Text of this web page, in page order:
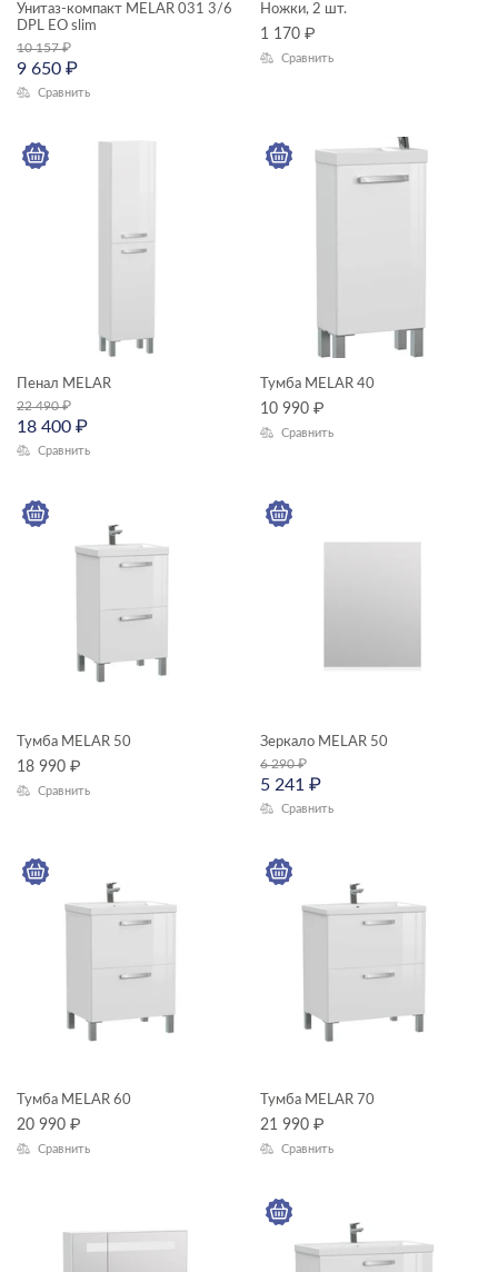
зеркала
комплектующие для мебели
смесители
ГАБАРИТЫ
Ширина, см
Длина, см
Высота, см
КОЛЛЕКЦИЯ
Унитаз-компакт MELAR 031 3/6
DPL EO slim
10 157₽
9 650 ₽
Сравнить
Ножки, 2 шт.
1 170 ₽
Сравнить
Пенал MELAR
22 490₽
18 400 ₽
Сравнить
Тумба MELAR 40
10 990 ₽
Сравнить
Тумба MELAR 50
18 990 ₽
Сравнить
Зеркало MELAR 50
6 290₽
5 241 ₽
Сравнить
Тумба MELAR 60
20 990 ₽
Сравнить
Тумба MELAR 70
21 990 ₽
Сравнить